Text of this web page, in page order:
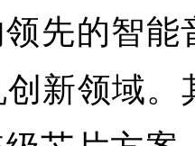
先的智
新领域